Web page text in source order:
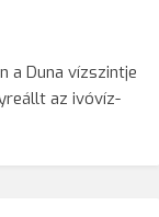
a Duna vízszintje
az ivóvíz-